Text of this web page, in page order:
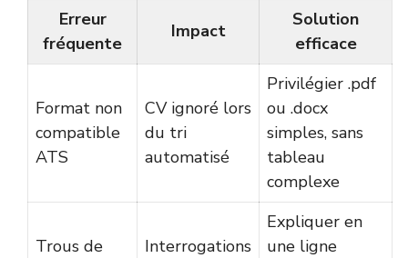
Erreur
fréquente
Impact
Solution
efficace
Format non
compatible
ATS
CV ignoré lors
du tri
automatisé
Privilégier .pdf
ou .docx
simples, sans
tableau
complexe
Trous de
Interrogations
Expliquer en
une ligne